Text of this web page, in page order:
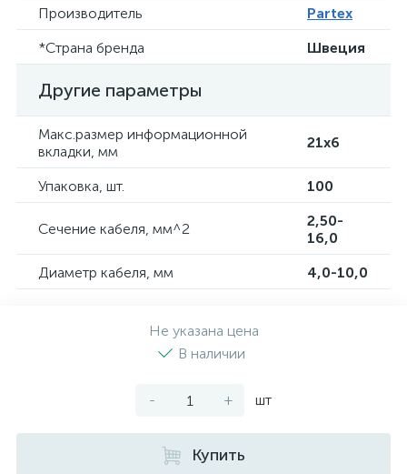
Производитель
Partex
*Страна бренда
Швеция
Другие параметры
Макс.размер информационной
вкладки, мм
21x6
Упаковка, шт. 100
Сечение кабеля, мм^2
2,50-
16,0
Диаметр кабеля, мм
4,0-10,0
Не указана цена
В наличии
- + шт
Купить